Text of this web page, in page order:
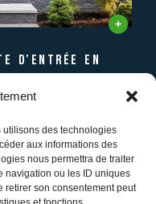
utilisons des technologies
aux informations des
nous permettra de traiter
navigation ou les ID uniques
retirer son consentement peut
d’entrée en
plus...